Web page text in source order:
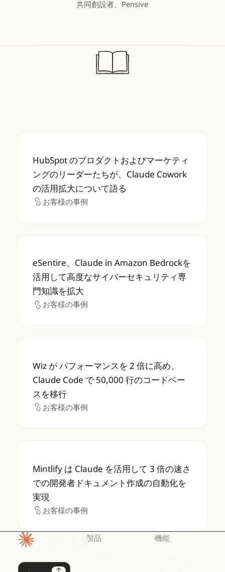
共同創設者、Pensive
HubSpot のプロダクトおよびマーケティ
HubSpot のプロダクトおよびマーケティ
ングのリーダーたちが、Claude Cowork
の活用拡大について語る
お客様の事例
お客様の事例
eSentire、Claude in Amazon Bedrockを
eSentire、Claude in Amazon Bedrockを
活用して高度なサイバーセキュリティ専
門知識を拡大
お客様の事例
お客様の事例
Wiz が パフォーマンスを 2 倍に高め、
Wiz が パフォーマンスを 2 倍に高め、
Claude Code で 50,000 行のコードベー
スを移行
お客様の事例
お客様の事例
Mintlify は Claude を活用して 3 倍の速さで
Mintlify は Claude を活用して 3 倍の速さ
での開発者ドキュメント作成の自動化を
実現
お客様の事例
お客様の事例
製品 機能